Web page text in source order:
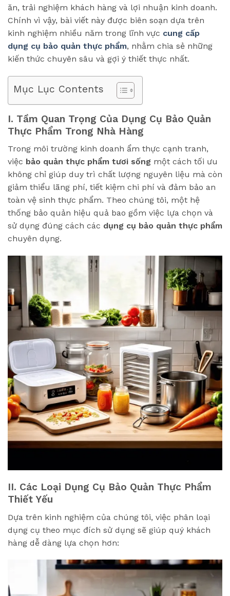
ăn, trải nghiệm khách hàng và lợi nhuận kinh doanh.
Chính vì vậy, bài viết này được biên soạn dựa trên
kinh nghiệm nhiều năm trong lĩnh vực cung cấp
dụng cụ bảo quản thực phẩm, nhằm chia sẻ những
kiến thức chuyên sâu và gợi ý thiết thực nhất.
Mục Lục Contents
I. Tầm Quan Trọng Của Dụng Cụ Bảo Quản
Thực Phẩm Trong Nhà Hàng
Trong môi trường kinh doanh ẩm thực cạnh tranh,
việc bảo quản thực phẩm tươi sống một cách tối ưu
không chỉ giúp duy trì chất lượng nguyên liệu mà còn
giảm thiểu lãng phí, tiết kiệm chi phí và đảm bảo an
toàn vệ sinh thực phẩm. Theo chúng tôi, một hệ
thống bảo quản hiệu quả bao gồm việc lựa chọn và
sử dụng đúng cách các dụng cụ bảo quản thực phẩm
chuyên dụng.
II. Các Loại Dụng Cụ Bảo Quản Thực Phẩm
Thiết Yếu
Dựa trên kinh nghiệm của chúng tôi, việc phân loại
dụng cụ theo mục đích sử dụng sẽ giúp quý khách
hàng dễ dàng lựa chọn hơn: